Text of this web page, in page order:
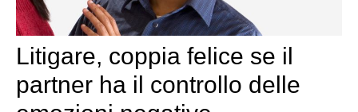
Litigare, coppia felice se il
partner ha il controllo delle